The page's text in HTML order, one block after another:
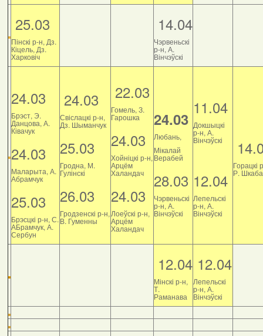
25.03
Пінскі р-н, Дз.
Кіцель, Дз.
Харковіч
14.04
Чэрвеньскі
р-н, А.
Вінчэўскі
24.03
Брэст, Э.
Данцова, А.
Ківачук
24.03
Маларыта, А.
Абрамчук
25.03
Брэсцкі р-н, С.
АБрамчук, А.
Сербун
24.03
Свіслацкі р-н,
Дз. Шыманчук
25.03
Гродна, М.
Гулінскі
26.03
Гродзенскі р-н,
В. Гуменны
22.03
Гомель, З.
Гарошка
24.03
Хойніцкі р-н,
Арцём
Халандач
24.03
Лоеўскі р-н,
Арцём
Халандач
24.03
Любань,
Мікалай
Верабей
28.03
Чэрвеньскі
р-н, А.
Вінчэўскі
11.04
Докшыцкі
р-н, А.
Вінчэўскі
12.04
Лепельскі
р-н, А.
Вінчэўскі
Горацкі
Р.
12.04
Мінскі р-н,
Т.
Раманава
12.04
Лепельскі
р-н, А.
Вінчэўскі